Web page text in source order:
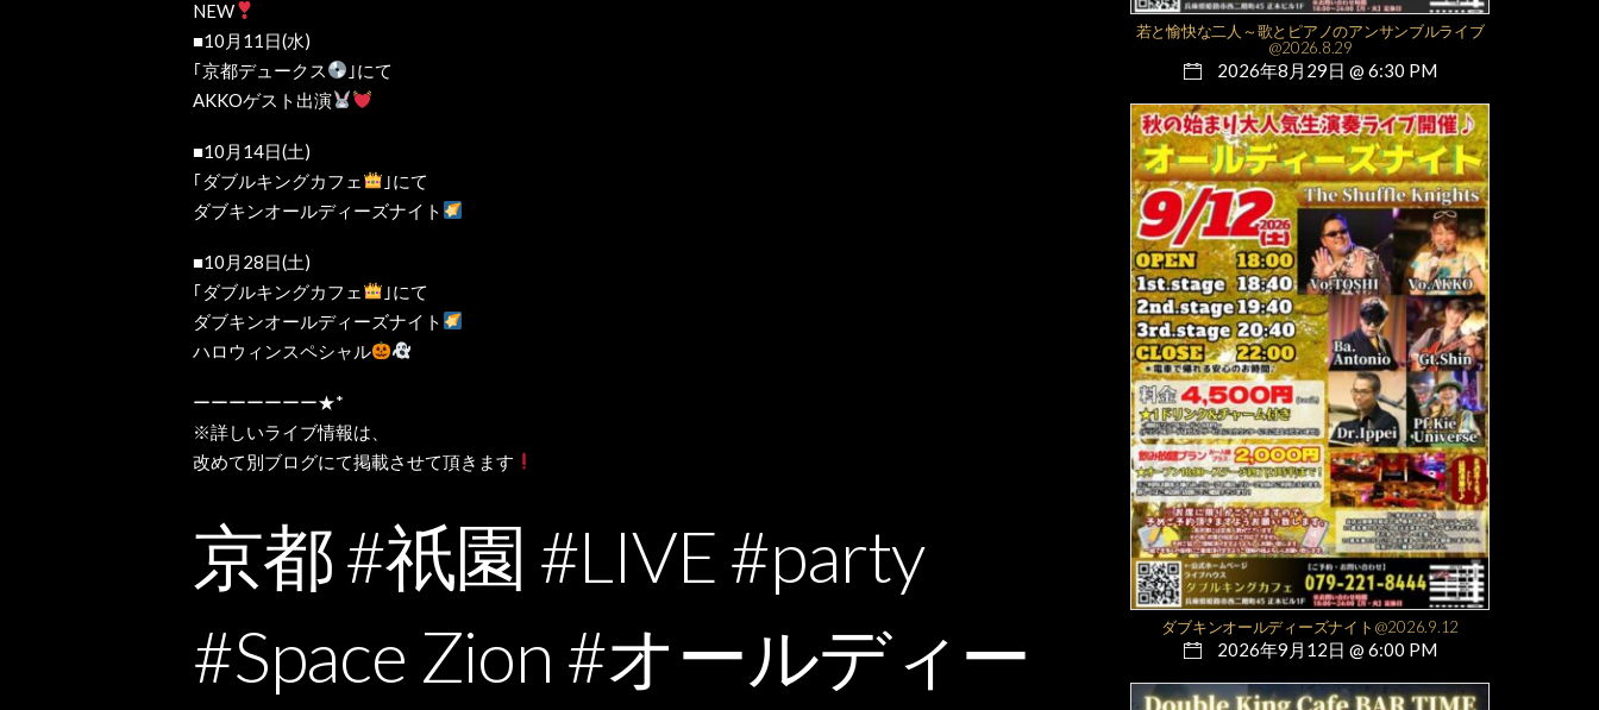
NEW
■10月11日(水)
｢京都デュークス
｣にて
AKKOゲスト出演
■10月14日(土)
｢ダブルキングカフェ
｣にて
ダブキンオールディーズナイト
■10月28日(土)
｢ダブルキングカフェ
｣にて
ダブキンオールディーズナイト
ハロウィンスペシャル
ーーーーーーー★*
※詳しいライブ情報は、
改めて別ブログにて掲載させて頂きます
京都 #祇園 #LIVE #party
#Space Zion #オールディー
若と愉快な二人～歌とピアノのアンサンブルライブ
@2026.8.29
2026年8月29日 @ 6:30 PM
ダブキンオールディーズナイト@2026.9.12
2026年9月12日 @ 6:00 PM